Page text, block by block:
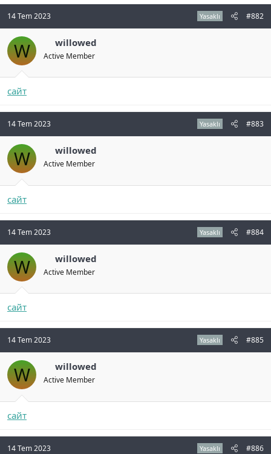
14 Tem 2023 Yasaklı #882
W willowed
Active Member
сайт
14 Tem 2023 Yasaklı #883
W willowed
Active Member
сайт
14 Tem 2023 Yasaklı #884
W willowed
Active Member
сайт
14 Tem 2023 Yasaklı #885
W willowed
Active Member
сайт
14 Tem 2023 Yasaklı #886